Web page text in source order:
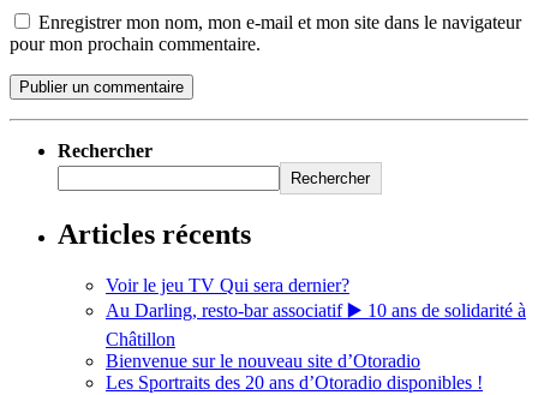
Enregistrer mon nom, mon e-mail et mon site dans le navigateur
pour mon prochain commentaire.
Rechercher
Rechercher
Articles récents
Voir le jeu TV Qui sera dernier?
Au Darling, resto-bar associatif ▶️ 10 ans de solidarité à
Châtillon
Bienvenue sur le nouveau site d’Otoradio
Les Sportraits des 20 ans d’Otoradio disponibles !